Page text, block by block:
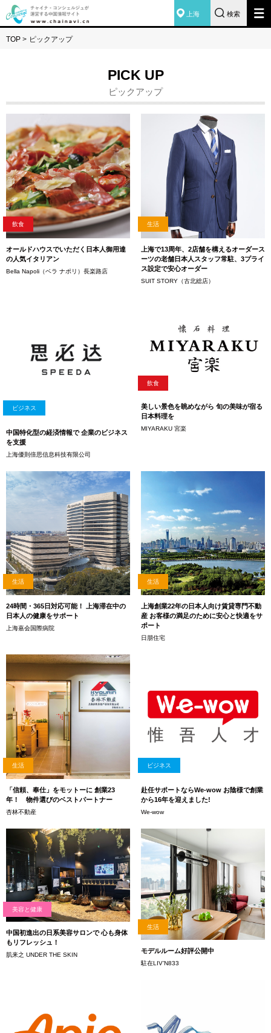
上海 検索
TOP > ピックアップ
PICK UP
ピックアップ
飲食
オールドハウスでいただく日本人御用達
の人気イタリアン
Bella Napoli（ベラ ナポリ）長楽路店
生活
上海で13周年、2店舗を構えるオーダース
ーツの老舗日本人スタッフ常駐、3プライ
ス設定で安心オーダー
SUIT STORY（古北総店）
ビジネス
中国特化型の経済情報で 企業のビジネス
を支援
上海優則倍思信息科技有限公司
飲食
美しい景色を眺めながら 旬の美味が宿る
日本料理を
MIYARAKU 宮楽
生活
24時間・365日対応可能！ 上海滞在中の
日本人の健康をサポート
上海嘉会国際病院
生活
上海創業22年の日本人向け賃貸専門不動
産 お客様の満足のために安心と快適をサ
ポート
日朋住宅
生活
「信頼、奉仕」をモットーに 創業23
年！ 物件選びのベストパートナー
杏林不動産
ビジネス
赴任サポートならWe-wow お陰様で創業
から16年を迎えました!
We-wow
美容と健康
中国初進出の日系美容サロンで 心も身体
もリフレッシュ！
肌来之 UNDER THE SKIN
生活
モデルルーム好評公開中
駐在LIV’N833